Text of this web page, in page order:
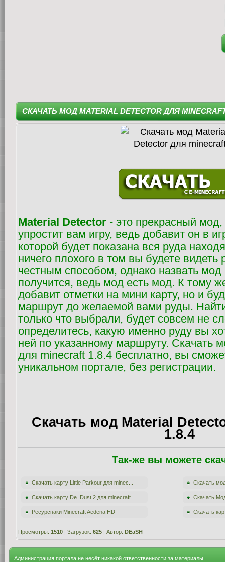
СКАЧАТЬ МОД MATERIAL DETECTOR ДЛЯ
Material Detector - это прекрасный
упростит вам игру, ведь добавит он в
которой будет показана вся руда
ничего плохого в том вы будете видеть
честным способом, однако назвать мод
получится, ведь мод есть мод. К тому
добавит отметки на мини карту, но и
маршрут до желаемой вами руды.
только что выбрали, будет совсем не
определитесь, какую именно руду вы
ней по указанному маршруту. Скачать
для minecraft 1.8.4 бесплатно, вы
уникальном портале, без регистрации.
Скачать мод Material
1.8.4
Так-же вы можете
Скачать карту Little Parkour для minec... Скачать
Скачать карту De_Dust 2 для minecraft Скачать
Ресурспаки Minecraft Aedena HD Скачать
Просмотры: 1510 | Загрузок: 625 | Автор: DEaSH
Администрация портала не несёт никакой ответственности за материалы,